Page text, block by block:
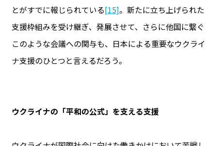
とがすでに報じられている[15]。新たに立ち上げられた
支援枠組みを受け継ぎ、発展させて、さらに他国に繋ぐ
このような会議への関与も、日本による重要なウクライ
ナ支援のひとつと言えるだろう。
ウクライナの「平和の公式」を支える支援